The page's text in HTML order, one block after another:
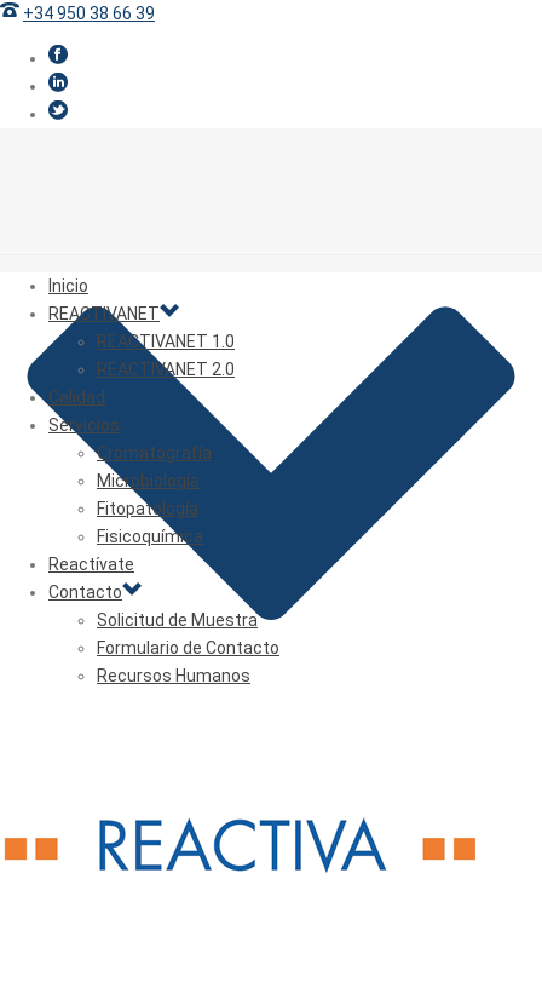
+34 950 38 66 39
Inicio
REACTIVANET
REACTIVANET 1.0
REACTIVANET 2.0
Calidad
Servicios
Cromatografía
Microbiología
Fitopatología
Fisicoquímica
Reactívate
Contacto
Solicitud de Muestra
Formulario de Contacto
Recursos Humanos
SOLICITUD DE MUESTRA